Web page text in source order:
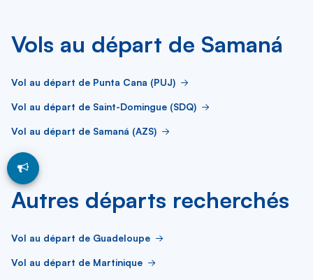
Vols au départ de Samaná
Vol au départ de Punta Cana (PUJ)
Vol au départ de Saint-Domingue (SDQ)
Vol au départ de Samaná (AZS)
Autres départs recherchés
Vol au départ de Guadeloupe
Vol au départ de Martinique